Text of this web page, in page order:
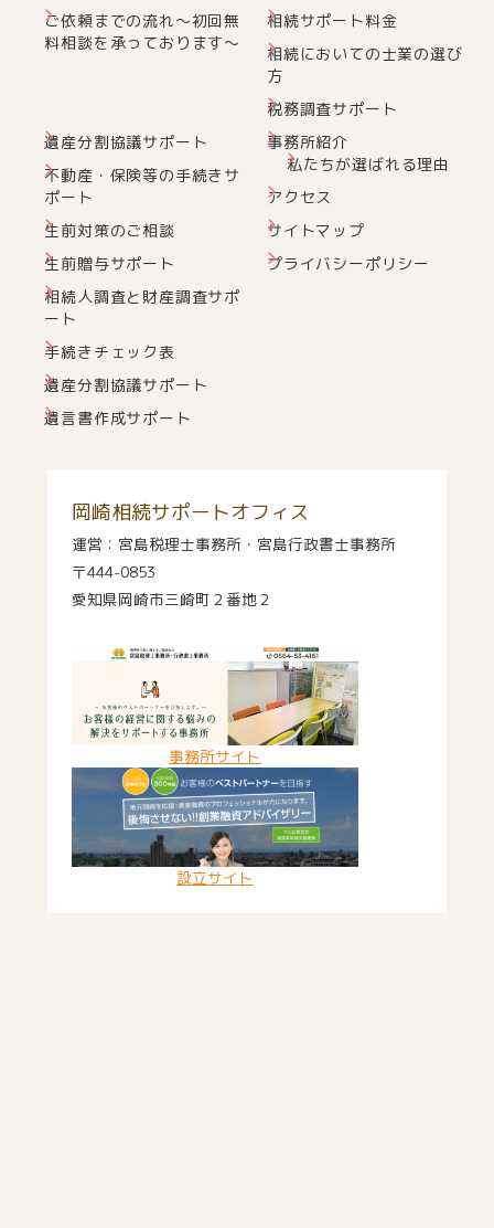
ご依頼までの流れ～初回無
料相談を承っております～
相続サポート料金
相続においての士業の選び
方
税務調査サポート
遺産分割協議サポート
不動産・保険等の手続きサ
ポート
生前対策のご相談
生前贈与サポート
相続人調査と財産調査サポ
ート
手続きチェック表
遺産分割協議サポート
遺言書作成サポート
事務所紹介
私たちが選ばれる理由
アクセス
サイトマップ
プライバシーポリシー
岡崎相続サポートオフィス
運営：宮島税理士事務所・宮島行政書士事務所
〒444-0853
愛知県岡崎市三崎町２番地２
事務所サイト
設立サイト